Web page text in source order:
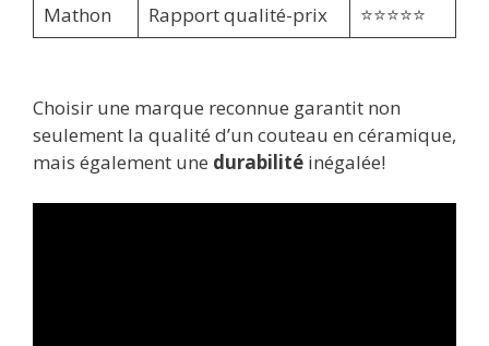
Mathon Rapport qualité-prix ⭐⭐⭐⭐⭐
Choisir une marque reconnue garantit non
seulement la qualité d’un couteau en céramique,
mais également une durabilité inégalée!